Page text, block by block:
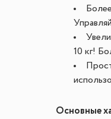
10 кг!
Основные